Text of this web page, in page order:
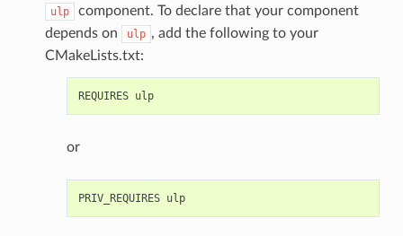
ulp
component. To declare that your component
depends on
ulp , add the following to your
CMakeLists.txt:
REQUIRES ulp
or
PRIV_REQUIRES ulp